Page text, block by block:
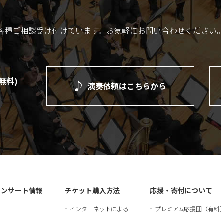
種ご相談受け付けています。 お気軽にお問い合わせください
料)
演奏依頼はこちらから
サート情報 チケット購入方法
インターネットによる
応援・寄付について
プレミアム応援団（有料